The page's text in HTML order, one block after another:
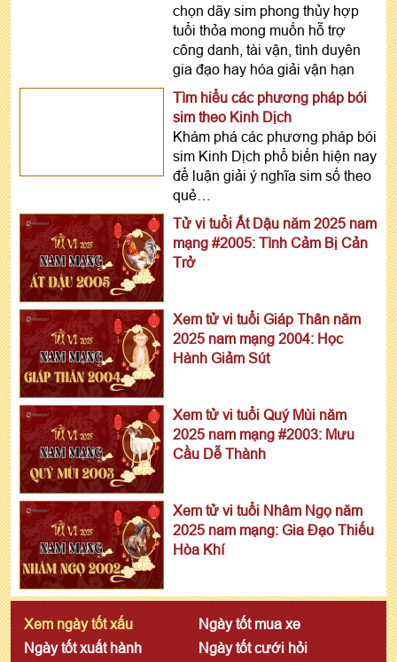
chọn dãy sim phong thủy hợp
tuổi thỏa mong muốn hỗ trợ
công danh, tài vận, tình duyên
gia đạo hay hóa giải vận hạn
Tìm hiểu các phương pháp bói
sim theo Kinh Dịch
Khám phá các phương pháp bói
sim Kinh Dịch phổ biến hiện nay
để luận giải ý nghĩa sim số theo
quẻ…
Tử vi tuổi Ất Dậu năm 2025 nam
mạng #2005: Tình Cảm Bị Cản
Trở
Xem tử vi tuổi Giáp Thân năm
2025 nam mạng 2004: Học
Hành Giảm Sút
Xem tử vi tuổi Quý Mùi năm
2025 nam mạng #2003: Mưu
Cầu Dễ Thành
Xem tử vi tuổi Nhâm Ngọ năm
2025 nam mạng: Gia Đạo Thiếu
Hòa Khí
Xem ngày tốt xấu
Ngày tốt mua xe
Ngày tốt xuất hành
Ngày tốt cưới hỏi